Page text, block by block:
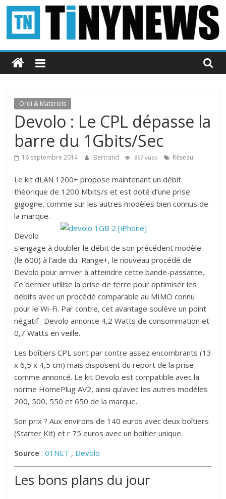
Passer
contenu
Tinynews
Le
belge
connecté
Ordi & Matériels
Devolo : Le CPL dépasse la
barre du 1Gbits/Sec
16 septembre 2014 Bertrand 867 vues Réseau
Le kit dLAN 1200+ propose maintenant un débit
théorique de 1200 Mbits/s et est doté d’une prise
gigogne, comme sur les autres modèles bien connus de
la marque.
Devolo
s’engage à doubler le débit de son précédent modèle
(le 600) à l’aide du Range+, le nouveau procédé de
Devolo pour arriver à atteindre cette bande-passante,.
Ce dernier utilise la prise de terre pour optimiser les
débits avec un procédé comparable au MIMO connu
pour le Wi-Fi. Par contre, cet avantage soulève un point
négatif : Devolo annonce 4,2 Watts de consommation et
0,7 Watts en veille.
Les boîtiers CPL sont par contre assez encombrants (13
x 6,5 x 4,5 cm) mais disposent du report de la prise
comme annoncé. Le kit Devolo est compatible avec la
norme HomePlug AV2, ainsi qu’avec les autres modèles
200, 500, 550 et 650 de la marque.
Son prix ? Aux environs de 140 euros avec deux boîtiers
(Starter Kit) et r 75 euros avec un boitier unique.
Source :01NET , Devolo
Les bons plans du jour